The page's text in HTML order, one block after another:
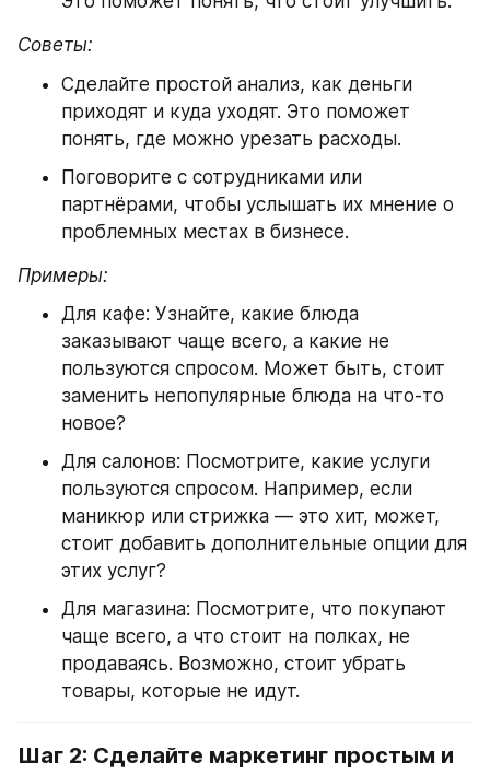
Советы:
Сделайте простой анализ, как деньги
приходят и куда уходят. Это поможет
понять, где можно урезать расходы.
Поговорите с сотрудниками или
партнёрами, чтобы услышать их мнение о
проблемных местах в бизнесе.
Примеры:
Для кафе: Узнайте, какие блюда
заказывают чаще всего, а какие не
пользуются спросом. Может быть, стоит
заменить непопулярные блюда на что-то
новое?
Для салонов: Посмотрите, какие услуги
пользуются спросом. Например, если
маникюр или стрижка — это хит, может,
стоит добавить дополнительные опции для
этих услуг?
Для магазина: Посмотрите, что покупают
чаще всего, а что стоит на полках, не
продаваясь. Возможно, стоит убрать
товары, которые не идут.
Шаг 2: Сделайте маркетинг простым и